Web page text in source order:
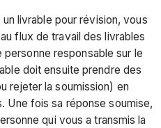
livrable pour révision, vous
flux de travail des livrables
responsable sur le
doit ensuite prendre des
rejeter la soumission) en
Une fois sa réponse soumise,
qui vous a transmis la